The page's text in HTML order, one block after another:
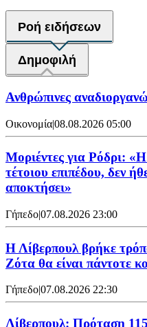
Ροή ειδήσεων
Δημοφιλή
Ανθρώπινες
Οικονομία|08.08.2026 05:00
Μοριέντες για Ρόδρι:
τέτοιου επιπέδου, δεν
αποκτήσει»
Γήπεδο|07.08.2026 23:00
Η Λίβερπουλ βρήκε
Ζότα θα είναι πάντοτε
Γήπεδο07.08.2026 22:30
Λίβερπουλ: Πρόταση